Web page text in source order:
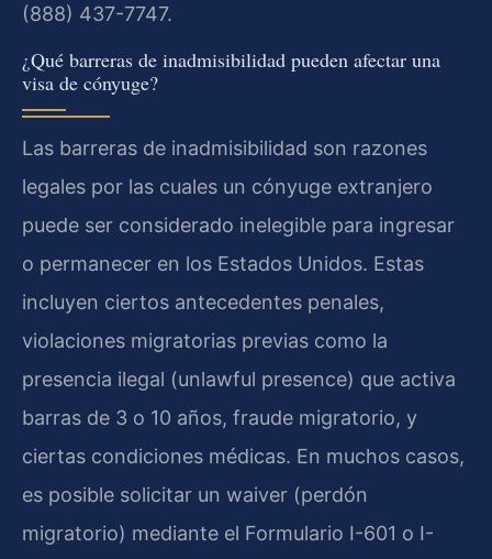
(888) 437-7747.
¿Qué barreras de inadmisibilidad pueden afectar una
visa de cónyuge?
Las barreras de inadmisibilidad son razones
legales por las cuales un cónyuge extranjero
puede ser considerado inelegible para ingresar
o permanecer en los Estados Unidos. Estas
incluyen ciertos antecedentes penales,
violaciones migratorias previas como la
presencia ilegal (unlawful presence) que activa
barras de 3 o 10 años, fraude migratorio, y
ciertas condiciones médicas. En muchos casos,
es posible solicitar un waiver (perdón
migratorio) mediante el Formulario I-601 o I-